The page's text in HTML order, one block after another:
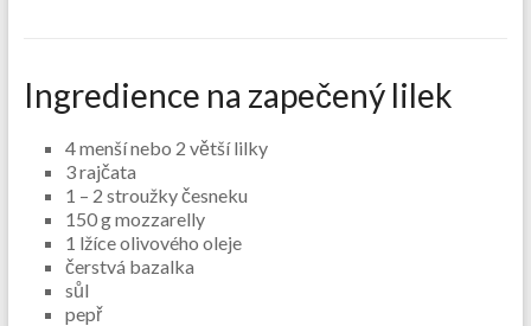
Ingredience na zapečený lilek
4 menší nebo 2 větší lilky
3 rajčata
1 – 2 stroužky česneku
150 g mozzarelly
1 lžíce olivového oleje
čerstvá bazalka
sůl
pepř